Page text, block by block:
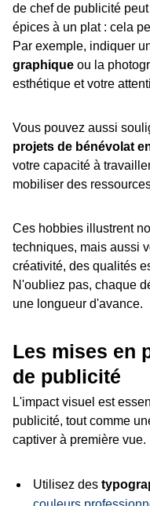
de chef de publicité
épices à un plat : cela
Par exemple, indiquer
graphique ou la
esthétique et votre
Vous pouvez aussi
projets de bénévolat
votre capacité à
mobiliser des
Ces hobbies illustrent
techniques, mais aussi
créativité, des qualités
N'oubliez pas, chaque
une longueur d'avance.
Les mises en
de publicité
L'impact visuel est
publicité, tout comme
captiver à première vue.
Utilisez des